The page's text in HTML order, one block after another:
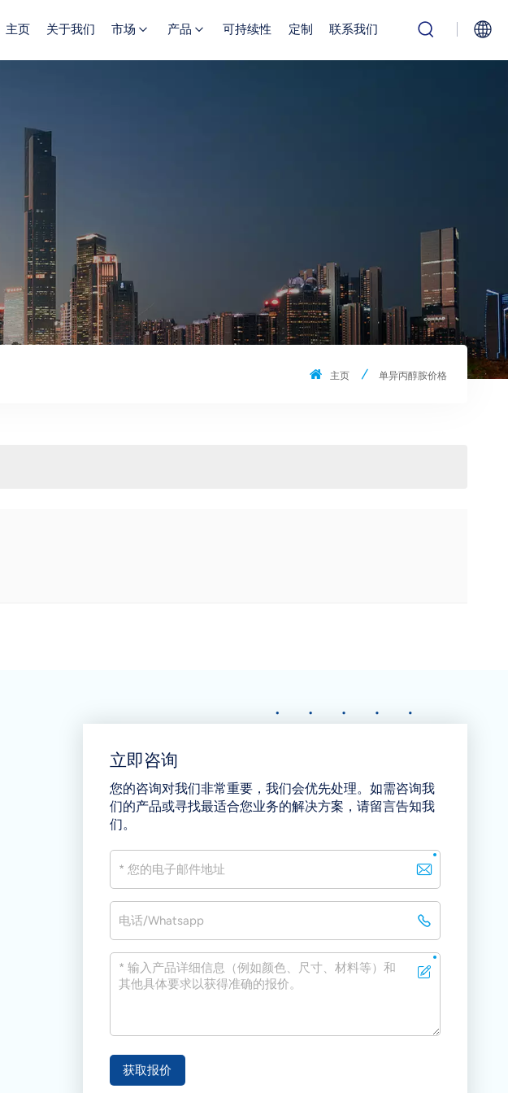
主页 关于我们 市场 产品 可持续性 定制 联系我们
主页 单异丙醇胺价格
立即咨询
您的咨询对我们非常重要，我们会优先处理。如需咨询我
们的产品或寻找最适合您业务的解决方案，请留言告知我
们。
获取报价